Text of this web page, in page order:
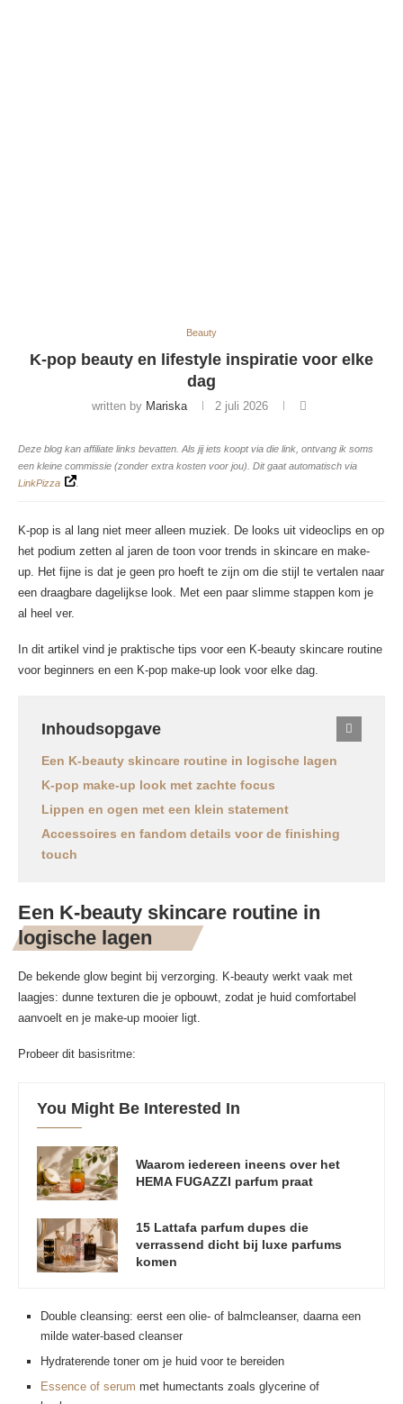
Beauty
K-pop beauty en lifestyle inspiratie voor elke
dag
written by Mariska 2 juli 2026
Deze blog kan affiliate links bevatten. Als jij iets koopt via die link, ontvang ik soms
een kleine commissie (zonder extra kosten voor jou). Dit gaat automatisch via
LinkPizza
K-pop is al lang niet meer alleen muziek. De looks uit videoclips en op
het podium zetten al jaren de toon voor trends in skincare en make-
up. Het fijne is dat je geen pro hoeft te zijn om die stijl te vertalen naar
een draagbare dagelijkse look. Met een paar slimme stappen kom je
al heel ver.
In dit artikel vind je praktische tips voor een K-beauty skincare routine
voor beginners en een K-pop make-up look voor elke dag.
Inhoudsopgave
Een K-beauty skincare routine in logische lagen
K-pop make-up look met zachte focus
Lippen en ogen met een klein statement
Accessoires en fandom details voor de finishing
touch
Een K-beauty skincare routine in
logische lagen
De bekende glow begint bij verzorging. K-beauty werkt vaak met
laagjes: dunne texturen die je opbouwt, zodat je huid comfortabel
aanvoelt en je make-up mooier ligt.
Probeer dit basisritme:
You Might Be Interested In
Waarom iedereen ineens over het
HEMA FUGAZZI parfum praat
15 Lattafa parfum dupes die
verrassend dicht bij luxe parfums
komen
Double cleansing: eerst een olie- of balmcleanser, daarna een
milde water-based cleanser
Hydraterende toner om je huid voor te bereiden
Essence of serum met humectants zoals glycerine of